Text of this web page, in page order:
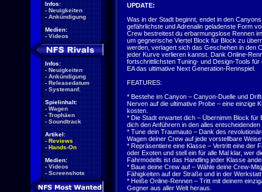
Infos:
- Neuigkeiten
- Ankündigung
Medien:
- Videos
Infos:
- Neuigkeiten
- Ankündigung
- Releasedatum
- Systemanf.
Spielinhalt:
- Wagen
- Trophäen
- Soundtrack
Artikel:
- Reviews
- Hands-On
Medien:
- Videos
- Screenshots
UPDATE:
Was in der Stadt beginnt, endet in den
gefährlichste und Adrenalin geladenste Form
Crew bestreitest du erbarmungslose Rennen
um gegnerische Viertel Block für Block zu
werden, verlagert sich das Geschehen in den
jeder Kurve verlieren kannst. Dank Online-
fortschrittlichsten Tuning- und Design-Tools
EA das ultimative Next Generation-Rennspiel.
FEATURES:
* Bestehe im Canyon – Canyon-Duelle und
Nerven auf die ultimative Probe – eine einzige
kosten.
* Die Stadt erwartet dich – Übernimm Block
dich den Anführern in den alles
* Tune dein Traumauto – Dank des
Wagen deiner Crew auf jede vorstellbare
* Repräsentiere eine Klasse – Vertritt eine der
oder Exoten und stell ein für alle Mal klar, wer
Fahrmodells ist das Handling jeder Klasse
* Baue deine Crew auf – Wähle deine Crew-
Fähigkeiten auf der Straße und in der
* Heiße Online-Rennen – Tritt mit deinem
Gegner aus aller Welt heraus.